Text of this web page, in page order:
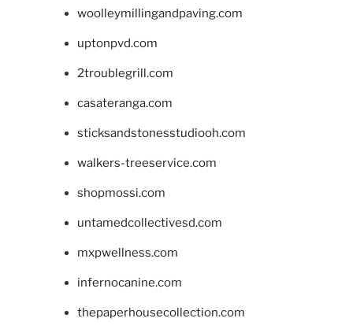
woolleymillingandpaving.com
uptonpvd.com
2troublegrill.com
casateranga.com
sticksandstonesstudiooh.com
walkers-treeservice.com
shopmossi.com
untamedcollectivesd.com
mxpwellness.com
infernocanine.com
thepaperhousecollection.com